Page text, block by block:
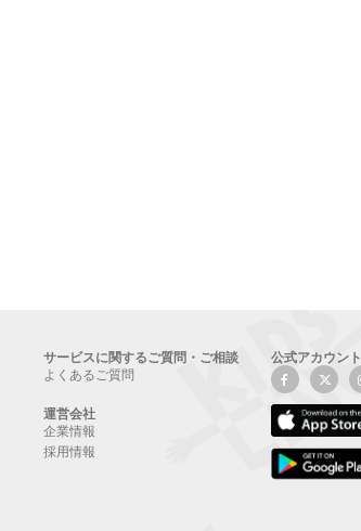
サービスに関するご質問・ご相談
よくあるご質問
運営会社
企業情報
採用情報
公式アカウント